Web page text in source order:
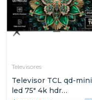
Televisores
Televisor TCL qd-mini
led 75" 4k hdr